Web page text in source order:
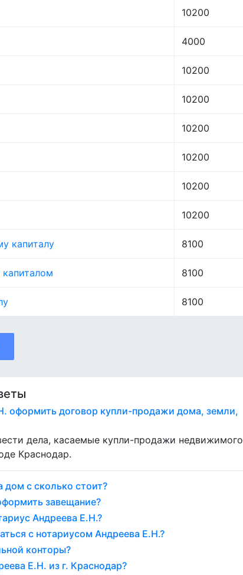
10200
4000
10200
10200
10200
10200
10200
10200
капиталу 8100
8100
8100
оформить договор купли-продажи дома, земли,
дела, касаемые купли-продажи недвижимого
Краснодар.
дом с сколько стоит?
завещание?
Андреева Е.Н.?
с нотариусом Андреева Е.Н.?
конторы?
Е.Н. из г. Краснодар?